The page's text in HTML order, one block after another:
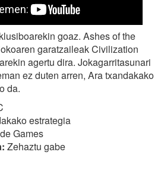
goaz. Ashes of the
garatzaileak Civilization
agertu dira. Jokagarritasunari
ez duten arren, Ara txandakako
da.
estrategia
Games
Zehaztu gabe